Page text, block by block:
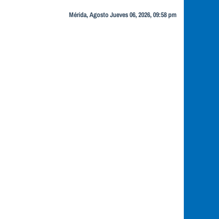
Mérida, Agosto Jueves 06, 2026, 09:58 pm